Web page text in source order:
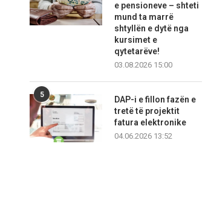
e pensioneve – shteti
mund ta marrë
shtyllën e dytë nga
kursimet e
qytetarëve!
03.08.2026 15:00
5
DAP-i e fillon fazën e
tretë të projektit
fatura elektronike
04.06.2026 13:52